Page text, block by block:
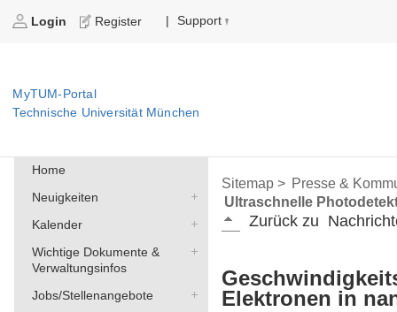
Login Register | Support
MyTUM-Portal
Technische Universität München
Home
Neuigkeiten
Kalender
Wichtige Dokumente &
Verwaltungsinfos
Jobs/Stellenangebote
Sitemap > Presse &
Ultraschnelle
Zurück zu
Elektronen in